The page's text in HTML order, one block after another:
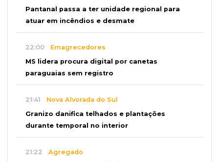
Pantanal passa a ter unidade regional para
atuar em incêndios e desmate
22:00 Emagrecedores
MS lidera procura digital por canetas
paraguaias sem registro
21:41 Nova Alvorada do Sul
Granizo danifica telhados e plantações
durante temporal no interior
21:22 Agregado